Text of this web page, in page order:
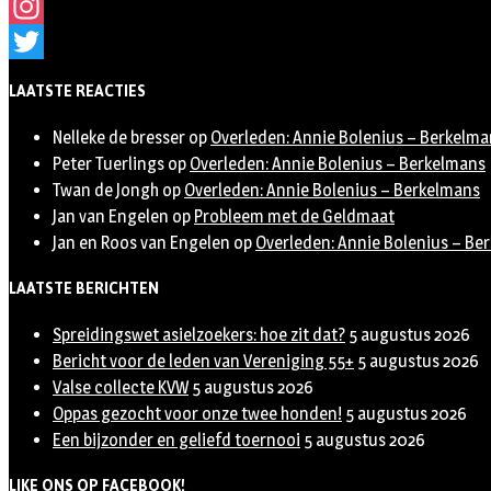
Facebook
Instagram
LAATSTE REACTIES
Nelleke de bresser op Overleden: Annie Bolenius –
Peter Tuerlings op Overleden: Annie Bolenius – Berkelmans
Twan de Jongh op Overleden: Annie Bolenius – Berkelmans
Jan van Engelen op Probleem met de Geldmaat
Jan en Roos van Engelen op Overleden: Annie Bolenius –
LAATSTE BERICHTEN
Spreidingswet asielzoekers: hoe zit dat? 5 augustus 2026
Bericht voor de leden van Vereniging 55+ 5 augustus 2026
Valse collecte KVW 5 augustus 2026
Oppas gezocht voor onze twee honden! 5 augustus 2026
Een bijzonder en geliefd toernooi 5 augustus 2026